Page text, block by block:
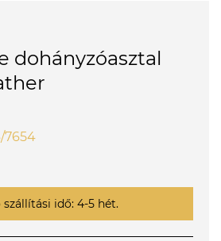
dohányzóasztal
7654
idő: 4-5 hét.